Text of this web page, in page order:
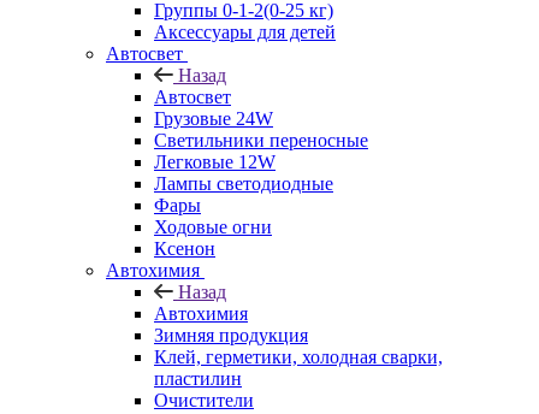
Группы 0-1-2(0-25 кг)
Аксессуары для детей
Автосвет
Назад
Автосвет
Грузовые 24W
Светильники переносные
Легковые 12W
Лампы светодиодные
Фары
Ходовые огни
Ксенон
Автохимия
Назад
Автохимия
Зимняя продукция
Клей, герметики, холодная сварки,
пластилин
Очистители